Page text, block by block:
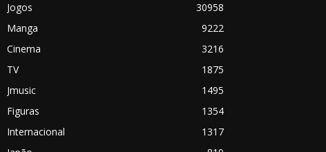
Jogos
30958
Manga
9222
Cinema
3216
TV
1875
Jmusic
1495
Figuras
1354
Internacional
1317